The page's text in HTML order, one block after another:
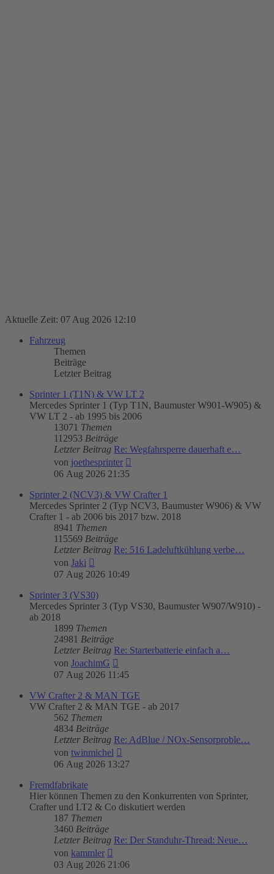
Aktuelle Zeit: 07 Aug 2026 12:10
Fahrzeug
Themen
Beiträge
Letzter Beitrag
Sprinter 1 (T1N) & VW LT 2
Mercedes Sprinter 1 (Typ T1N, Baumuster W901-W905) &
VW LT 2 - ab 1995 bis 2006
13071 Themen
112953 Beiträge
Letzter Beitrag Re: Wegfahrsperre dauerhaft e…
von joethesprinter
06 Aug 2026 21:35
Sprinter 2 (NCV3) & VW Crafter 1
Mercedes Sprinter 2 (Typ NCV3, Baumuster W906) & VW
Crafter 1 - ab 2006 bis 2017 bzw. 2018
8941 Themen
115569 Beiträge
Letzter Beitrag Re: 516 Ladeluftkühlung verbe…
von Jaki
Beitrag
07 Aug 2026 10:49
Sprinter 3 (VS30)
Mercedes Sprinter 3 (Typ VS30, Baumuster W907/W910) -
ab 2018
1899 Themen
24981 Beiträge
Letzter Beitrag Re: Starterbatterie einfach a…
von JoachimG
Beitrag
07 Aug 2026 11:45
VW Crafter 2 & MAN TGE
VW Crafter 2 & MAN TGE - ab 2017
562 Themen
4834 Beiträge
Letzter Beitrag Re: AdBlue / NOx-Sensorproble…
von twinmichel
Beitrag
06 Aug 2026 13:27
Fremdfabrikate
Hier können Themen zu den Konkurrenten von Sprinter,
Crafter und LT2 & Co diskutiert werden
187 Themen
3460 Beiträge
Letzter Beitrag Re: Der Standuhr-Thread: Neue…
von kammler
Beitrag
03 Aug 2026 21:06